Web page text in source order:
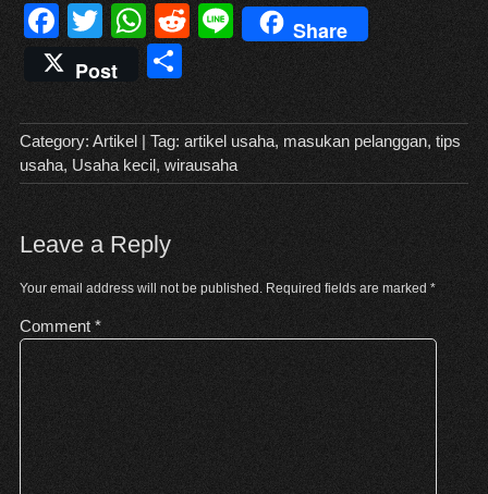
F
a
c
e
b
o
o
k
T
wi
tt
er
W
h
at
s
A
p
p
R
e
d
di
t
Li
e
Share
Post
S
h
ar
e
Category: Artikel| Tag: artikel usaha, masukan pelanggan, tips
usaha, Usaha kecil, wirausaha
Leave a Reply
Your email address will not be published. Required fields are marked *
Comment *